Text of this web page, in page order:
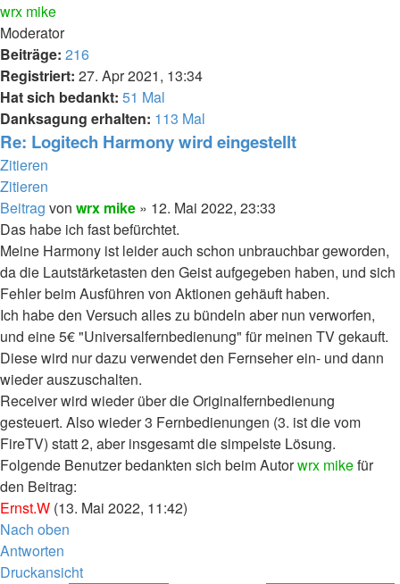
wrx mike
Moderator
Beiträge: 216
Registriert: 27. Apr 2021, 13:34
Hat sich bedankt: 51 Mal
Danksagung erhalten: 113 Mal
Re: Logitech Harmony wird eingestellt
Zitieren
Zitieren
Beitrag von wrx mike » 12. Mai 2022, 23:33
Das habe ich fast befürchtet.
Meine Harmony ist leider auch schon unbrauchbar geworden,
da die Lautstärketasten den Geist aufgegeben haben, und sich
Fehler beim Ausführen von Aktionen gehäuft haben.
Ich habe den Versuch alles zu bündeln aber nun verworfen,
und eine 5€ "Universalfernbedienung" für meinen TV gekauft.
Diese wird nur dazu verwendet den Fernseher ein- und dann
wieder auszuschalten.
Receiver wird wieder über die Originalfernbedienung
gesteuert. Also wieder 3 Fernbedienungen (3. ist die vom
FireTV) statt 2, aber insgesamt die simpelste Lösung.
Folgende Benutzer bedankten sich beim Autorwrx mikefür
den Beitrag:
Ernst.W (13. Mai 2022, 11:42)
Nach oben
Antworten
Druckansicht